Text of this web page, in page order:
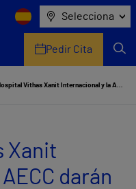
Selecciona
Pedir Cita
El Hospital Vithas Xanit Internacional y la AECC darán las claves sobre como sobrellevar el dolor en el paciente oncológico
Xanit
darán